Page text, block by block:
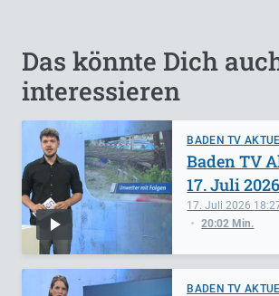
Das könnte Dich
interessieren
BADEN TV
17. Juli 2026
20:02 Min.
Baden TV
17. Juli 2026
BADEN TV